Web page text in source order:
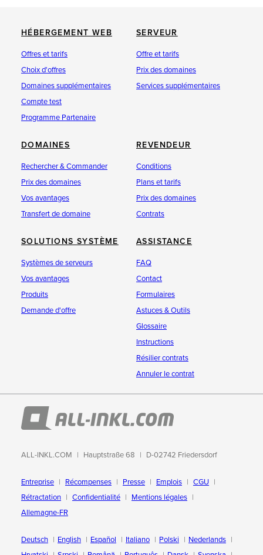
HÉBERGEMENT WEB
Offres et tarifs
Choix d'offres
Domaines supplémentaires
Compte test
Programme Partenaire
SERVEUR
Offre et tarifs
Prix des domaines
Services supplémentaires
DOMAINES
Rechercher & Commander
Prix des domaines
Vos avantages
Transfert de domaine
REVENDEUR
Conditions
Plans et tarifs
Prix des domaines
Contrats
SOLUTIONS SYSTÈME
Systèmes de serveurs
Vos avantages
Produits
Demande d'offre
ASSISTANCE
FAQ
Contact
Formulaires
Astuces & Outils
Glossaire
Instructions
Résilier contrats
Annuler le contrat
ALL-INKL.COM Hauptstraße 68 D-02742 Friedersdorf
Entreprise Récompenses Presse Emplois
CGU
Rétractation
Confidentialité
Mentions légales
Allemagne-FR
Deutsch English Español Italiano Polski
Nederlands